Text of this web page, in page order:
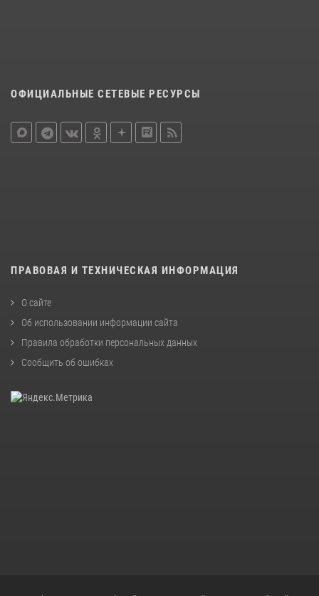
ОФИЦИАЛЬНЫЕ СЕТЕВЫЕ РЕСУРСЫ
ПРАВОВАЯ И ТЕХНИЧЕСКАЯ ИНФОРМАЦИЯ
О сайте
Об использовании информации сайта
Правила обработки персональных данных
Сообщить об ошибках